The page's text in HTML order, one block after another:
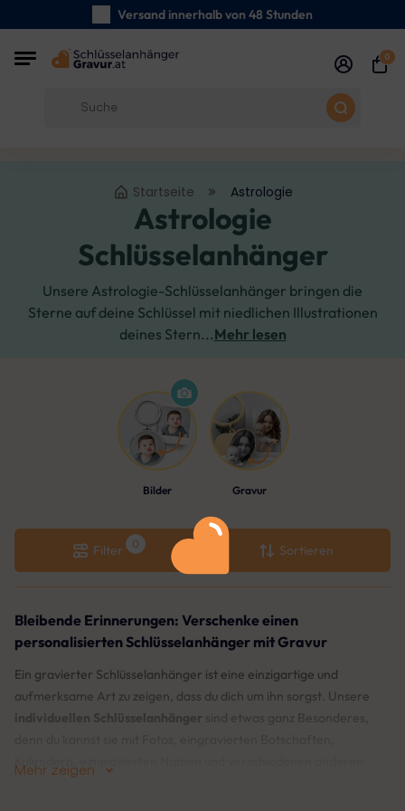
Versand innerhalb von 48 Stunden
0
Startseite Astrologie
Astrologie
Schlüsselanhänger
Unsere Astrologie-Schlüsselanhänger bringen die
Sterne auf deine Schlüssel mit niedlichen Illustrationen
deines Stern...Mehr lesen
Bilder Gravur
Filter Sortieren
Bleibende Erinnerungen: Verschenke einen
personalisierten Schlüsselanhänger mit Gravur
Ein gravierter Schlüsselanhänger ist eine einzigartige und
aufmerksame Art zu zeigen, dass du dich um ihn sorgst. Unsere
individuellen Schlüsselanhänger sind etwas ganz Besonderes,
Kalendern, eingravierten Namen und verschiedenen anderen
Designs personalisieren.
Mehr zeigen